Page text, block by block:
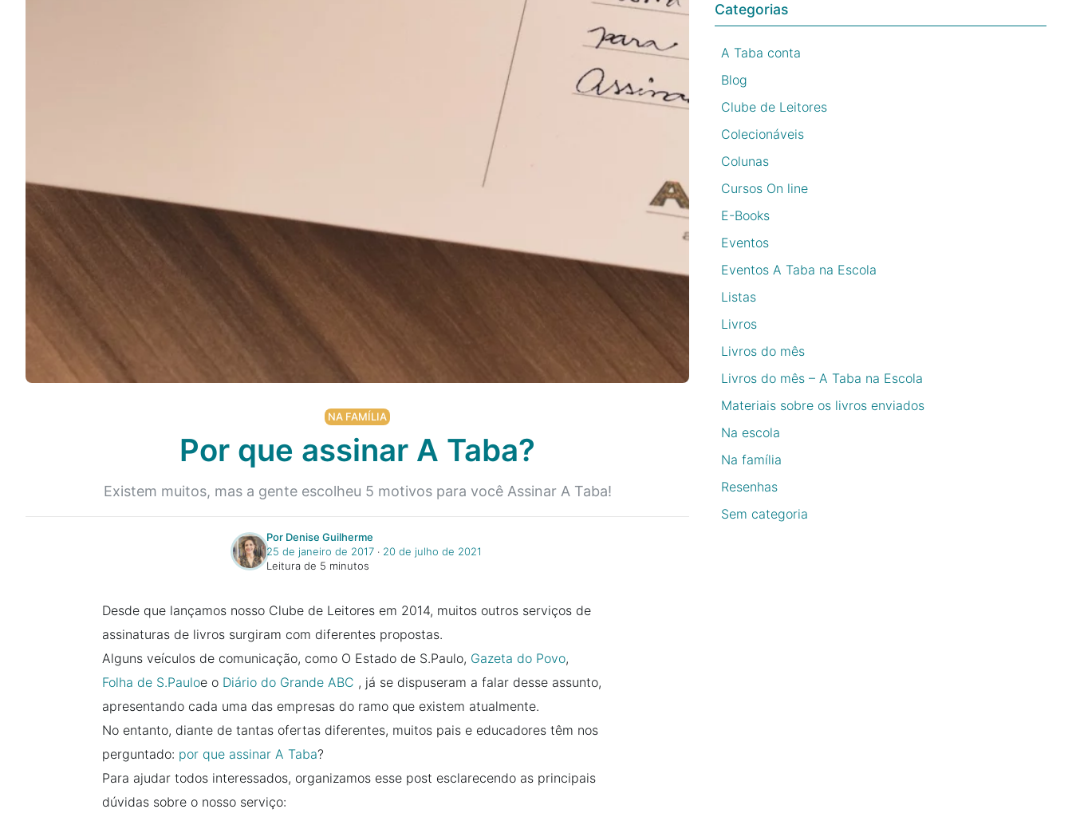
NA FAMÍLIA
Por que assinar A Taba?
Existem muitos, mas a gente escolheu 5 motivos para você Assinar A Taba!
Por Denise Guilherme
25 de janeiro de 2017 ‧ 20 de julho de 2021
Leitura de 5 minutos
Desde que lançamos nosso Clube de Leitores em 2014, muitos outros serviços de
assinaturas de livros surgiram com diferentes propostas.
Alguns veículos de comunicação, como O Estado de S.Paulo, Gazeta do Povo,
Folha de S.Pauloe o Diário do Grande ABC , já se dispuseram a falar desse assunto,
apresentando cada uma das empresas do ramo que existem atualmente.
No entanto, diante de tantas ofertas diferentes, muitos pais e educadores têm nos
perguntado: por que assinar A Taba?
Para ajudar todos interessados, organizamos esse post esclarecendo as principais
dúvidas sobre o nosso serviço:
Categorias
A Taba conta
Blog
Clube de Leitores
Colecionáveis
Colunas
Cursos On line
E-Books
Eventos
Eventos A Taba na Escola
Listas
Livros
Livros do mês
Livros do mês – A Taba na Escola
Materiais sobre os livros enviados
Na escola
Na família
Resenhas
Sem categoria